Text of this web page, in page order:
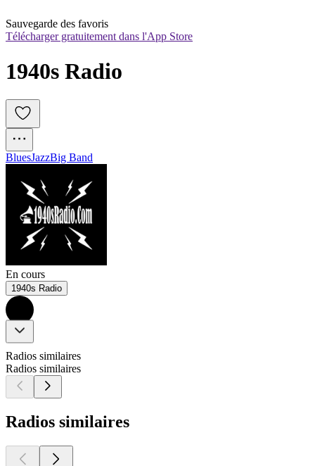
Sauvegarde des favoris
Télécharger gratuitement dans l'App Store
1940s Radio
BluesJazzBig Band
En cours
1940s Radio
Radios similaires
Radios similaires
Radios similaires